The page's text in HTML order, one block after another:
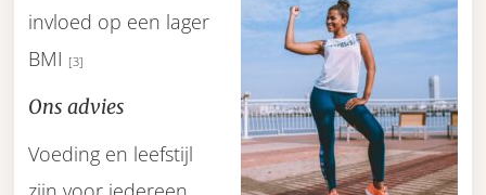
invloed op een lager
BMI [3]
Ons advies
Voeding en leefstijl